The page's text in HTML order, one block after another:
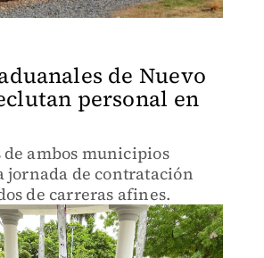
de Nuevo
personal en
ambos municipios
jornada de contratación
de carreras afines.